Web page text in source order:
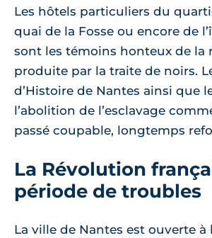
Les hôtels particuliers du
quai de la Fosse ou encore de
sont les témoins honteux de la
produite par la traite de noirs.
d’Histoire de Nantes ainsi que
l’abolition de l’esclavage
passé coupable, longtemps
La Révolution
période de troubles
La ville de Nantes est ouverte à